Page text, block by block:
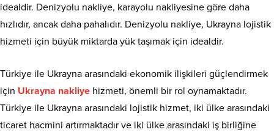
idealdir. Denizyolu nakliye, karayolu nakliyesine göre daha
hızlıdır, ancak daha pahalıdır. Denizyolu nakliye, Ukrayna lojistik
hizmeti için büyük miktarda yük taşımak için idealdir.
Türkiye ile Ukrayna arasındaki ekonomik ilişkileri güçlendirmek
için Ukrayna nakliye hizmeti, önemli bir rol oynamaktadır.
Türkiye ile Ukrayna arasındaki lojistik hizmet, iki ülke arasındaki
ticaret hacmini artırmaktadır ve iki ülke arasındaki iş birliğine